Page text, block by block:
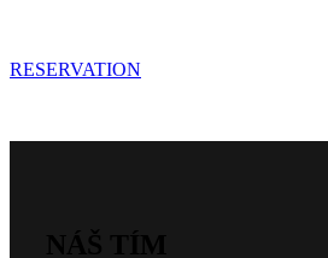
RESERVATION